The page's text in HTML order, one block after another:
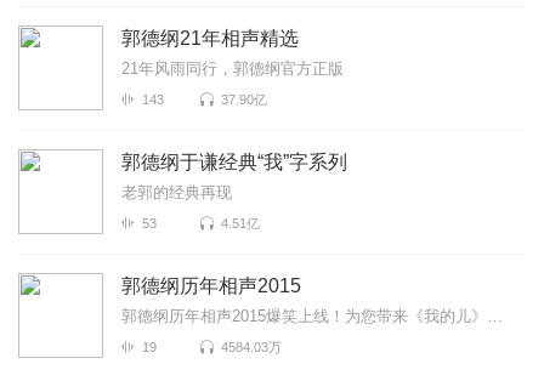
郭德纲21年相声精选
21年风雨同行，郭德纲官方正版
143 37.90亿
郭德纲于谦经典“我”字系列
老郭的经典再现
53 4.51亿
郭德纲历年相声2015
郭德纲历年相声2015爆笑上线！为您带来《我的儿》《驸马爷》《太子争宠》等高能相声！各种爆笑包袱等你...
19 4584.03万